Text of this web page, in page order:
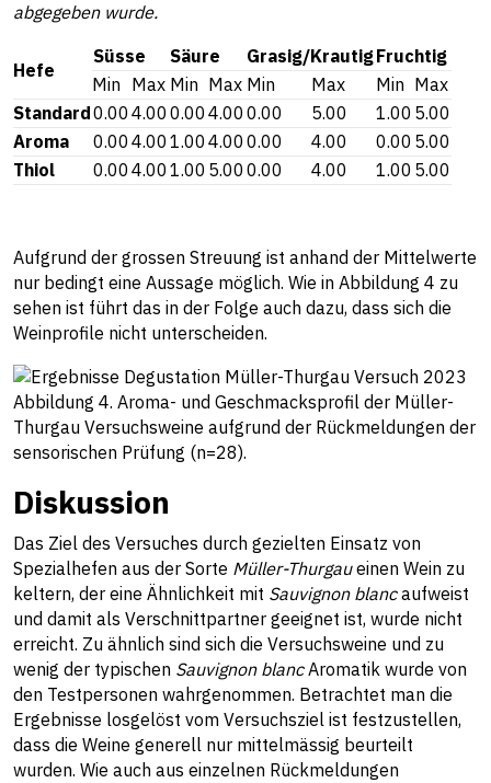
abgegeben wurde.
Hefe
Süsse Säure Grasig/Krautig Fruchtig
Min Max Min Max Min Max Min Max
Standard0.00 4.00 0.00 4.00 0.00 5.00 1.00 5.00
Aroma
0.00 4.00 1.00 4.00 0.00 4.00 0.00 5.00
Thiol
0.00 4.00 1.00 5.00 0.00 4.00 1.00 5.00
Aufgrund der grossen Streuung ist anhand der Mittelwerte
nur bedingt eine Aussage möglich. Wie in Abbildung 4 zu
sehen ist führt das in der Folge auch dazu, dass sich die
Weinprofile nicht unterscheiden.
Abbildung 4. Aroma- und Geschmacksprofil der Müller-
Thurgau Versuchsweine aufgrund der Rückmeldungen der
sensorischen Prüfung (n=28).
Diskussion
Das Ziel des Versuches durch gezielten Einsatz von
Spezialhefen aus der Sorte Müller-Thurgaueinen Wein zu
keltern, der eine Ähnlichkeit mit Sauvignon blancaufweist
und damit als Verschnittpartner geeignet ist, wurde nicht
erreicht. Zu ähnlich sind sich die Versuchsweine und zu
wenig der typischen Sauvignon blancAromatik wurde von
den Testpersonen wahrgenommen. Betrachtet man die
Ergebnisse losgelöst vom Versuchsziel ist festzustellen,
dass die Weine generell nur mittelmässig beurteilt
wurden. Wie auch aus einzelnen Rückmeldungen